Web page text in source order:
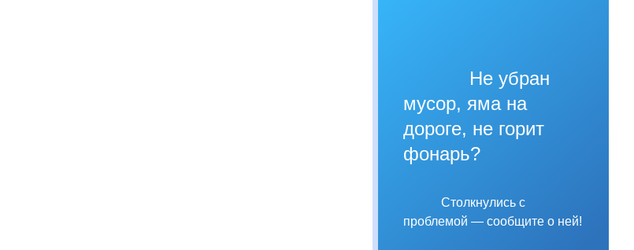
Не убран
мусор, яма на
дороге, не горит
фонарь?
Столкнулись с
проблемой — сообщите о ней!